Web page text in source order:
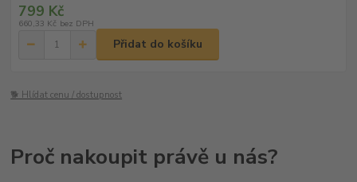
799 Kč
660,33 Kč bez DPH
Přidat do košíku
🐕 Hlídat cenu / dostupnost